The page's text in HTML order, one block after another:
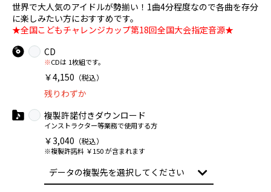
世界で大人気のアイドルが勢揃い！1曲4分程度なので各曲を存分
に楽しみたい方におすすめです。
★全国こどもチャレンジカップ第18回全国大会指定音源★
CD
※CDは 1枚組です。
￥4,150 （税込）
残りわずか
複製許諾付きダウンロード
インストラクター等業務で使用する方
￥3,040 （税込）
※複製許諾料 ￥150 が含まれます